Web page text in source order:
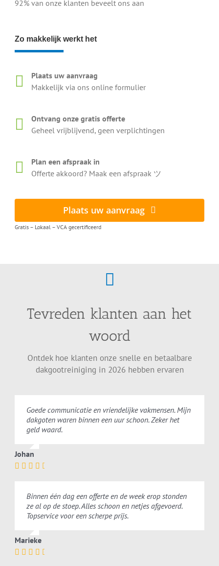
92% van onze klanten beveelt ons aan
Zo makkelijk werkt het
Plaats uw aanvraag
Makkelijk via ons online formulier
Ontvang onze gratis offerte
Geheel vrijblijvend, geen verplichtingen
Plan een afspraak in
Offerte akkoord? Maak een afspraak ツ
Plaats uw aanvraag
Gratis – Lokaal – VCA gecertificeerd
Tevreden klanten aan het
woord
Ontdek hoe klanten onze snelle en betaalbare
dakgootreiniging in 2026 hebben ervaren
Goede communicatie en vriendelijke vakmensen. Mijn
dakgoten waren binnen een uur schoon. Zeker het
geld waard.
Johan
Binnen één dag een offerte en de week erop stonden
ze al op de stoep. Alles schoon en netjes afgevoerd.
Topservice voor een scherpe prijs.
Marieke